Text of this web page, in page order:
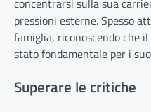
pressioni esterne. Spesso
famiglia, riconoscendo che
stato fondamentale per i
Superare le critiche